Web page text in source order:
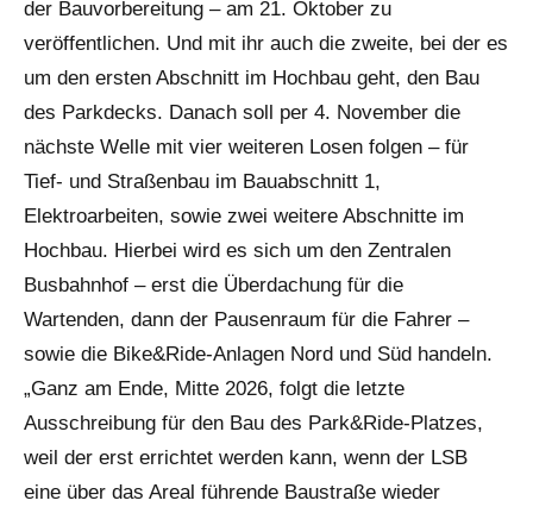
der Bauvorbereitung – am 21. Oktober zu
veröffentlichen. Und mit ihr auch die zweite, bei der es
um den ersten Abschnitt im Hochbau geht, den Bau
des Parkdecks. Danach soll per 4. November die
nächste Welle mit vier weiteren Losen folgen – für
Tief- und Straßenbau im Bauabschnitt 1,
Elektroarbeiten, sowie zwei weitere Abschnitte im
Hochbau. Hierbei wird es sich um den Zentralen
Busbahnhof – erst die Überdachung für die
Wartenden, dann der Pausenraum für die Fahrer –
sowie die Bike&Ride-Anlagen Nord und Süd handeln.
„Ganz am Ende, Mitte 2026, folgt die letzte
Ausschreibung für den Bau des Park&Ride-Platzes,
weil der erst errichtet werden kann, wenn der LSB
eine über das Areal führende Baustraße wieder